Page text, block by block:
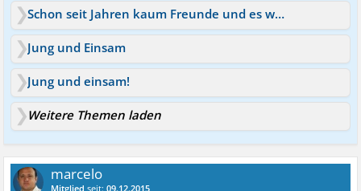
Schon seit Jahren kaum Freunde und es werden immer weniger
Jung und Einsam
Jung und einsam!
Weitere Themen laden
marcelo
Mitglied seit:09.12.2015